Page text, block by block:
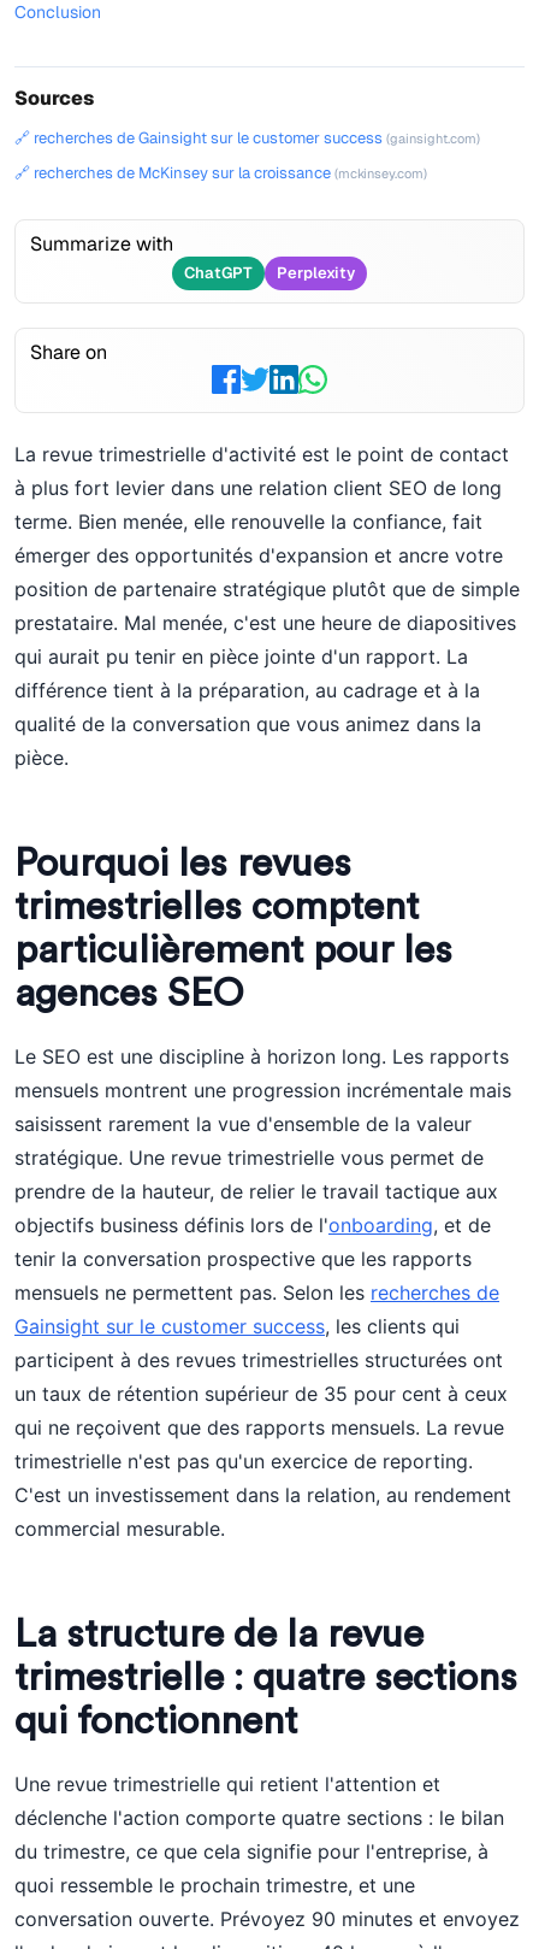
Conclusion
Sources
🔗 recherches de Gainsight sur le customer success (gainsight.com)
🔗 recherches de McKinsey sur la croissance (mckinsey.com)
Summarize with
ChatGPT Perplexity
Share on
La revue trimestrielle d'activité est le point de contact
à plus fort levier dans une relation client SEO de long
terme. Bien menée, elle renouvelle la confiance, fait
émerger des opportunités d'expansion et ancre votre
position de partenaire stratégique plutôt que de simple
prestataire. Mal menée, c'est une heure de diapositives
qui aurait pu tenir en pièce jointe d'un rapport. La
différence tient à la préparation, au cadrage et à la
qualité de la conversation que vous animez dans la
pièce.
Pourquoi les revues
trimestrielles comptent
particulièrement pour les
agences SEO
Le SEO est une discipline à horizon long. Les rapports
mensuels montrent une progression incrémentale mais
saisissent rarement la vue d'ensemble de la valeur
stratégique. Une revue trimestrielle vous permet de
prendre de la hauteur, de relier le travail tactique aux
objectifs business définis lors de l'onboarding, et de
tenir la conversation prospective que les rapports
mensuels ne permettent pas. Selon les recherches de
Gainsight sur le customer success, les clients qui
participent à des revues trimestrielles structurées ont
un taux de rétention supérieur de 35 pour cent à ceux
qui ne reçoivent que des rapports mensuels. La revue
trimestrielle n'est pas qu'un exercice de reporting.
C'est un investissement dans la relation, au rendement
commercial mesurable.
La structure de la revue
trimestrielle : quatre sections
qui fonctionnent
Une revue trimestrielle qui retient l'attention et
déclenche l'action comporte quatre sections : le bilan
du trimestre, ce que cela signifie pour l'entreprise, à
quoi ressemble le prochain trimestre, et une
conversation ouverte. Prévoyez 90 minutes et envoyez